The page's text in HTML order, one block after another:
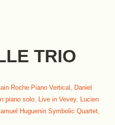
TRIO
Roche Piano Vertical , Daniel
piano solo, Live in Vevey, Lucien
Huguenin Symbolic Quartet,